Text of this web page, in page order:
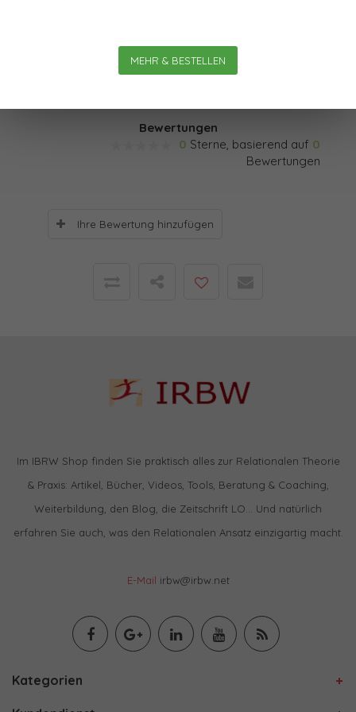
MEHR & BESTELLEN
eine „Organisiertheit“ an der Schwelle zum gesunden
Bewertungen
0 Sterne, basierend auf 0
Bewertungen
Ihre Bewertung hinzufügen
Im IBRW Shop finden Sie praktisch alles zur Relationalen Theorie
& Praxis: Artikel, Bücher, Videos, Tools, Beratung & Coaching,
Weiterbildung, den Blog, die Zeitschrift LO… Und natürlich
erfahren Sie auch, was den Relationalen Ansatz einzigartig macht.
E-Mail irbw@irbw.net
Kategorien